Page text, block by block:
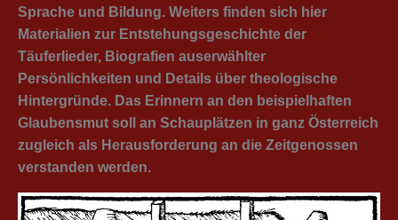
Sprache und Bildung. Weiters finden sich hier
Materialien zur Entstehungsgeschichte der
Täuferlieder, Biografien auserwählter
Persönlichkeiten und Details über theologische
Hintergründe. Das Erinnern an den beispielhaften
Glaubensmut soll an Schauplätzen in ganz Österreich
zugleich als Herausforderung an die Zeitgenossen
verstanden werden.